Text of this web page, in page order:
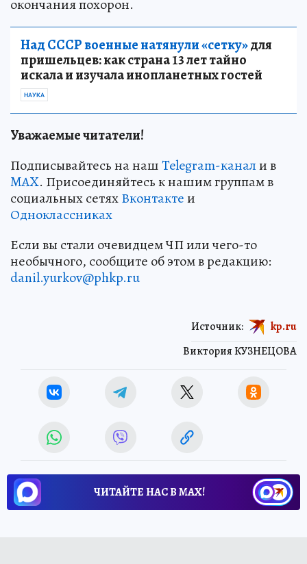
окончания похорон.
Над СССР военные натянули «сетку»для
пришельцев: как страна 13 лет тайно
искала и изучала инопланетных гостей
НАУКА
Уважаемые читатели!
Подписывайтесь на нашTelegram-канали в
MAX. Присоединяйтесь к нашим группам в
социальных сетяхВконтактеи
Одноклассниках
Если вы стали очевидцем ЧП или чего-то
необычного, сообщите об этом в редакцию:
danil.yurkov@phkp.ru
Виктория КУЗНЕЦОВА
Источник: kp.ru
ЧИТАЙТЕ НАС В МАХ!